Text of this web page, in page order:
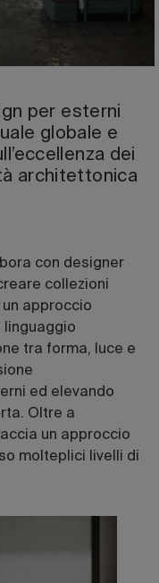
Edizione
per esterni
globale e
dei
architettonica
con designer
collezioni
approccio
linguaggio
tra forma, luce e
ed elevando
Oltre a
un approccio
molteplici livelli di